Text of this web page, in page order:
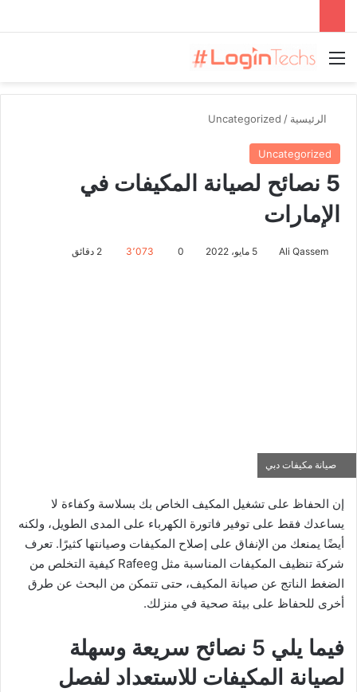
القائمة
الرئيسية /
Uncategorized
Uncategorized
5 نصائح لصيانة المكيفات في
الإمارات
Ali Qassem 5 مايو، 2022 0 3٬073
صيانة مكيفات دبي
إن الحفاظ على تشغيل المكيف الخاص بك بسلاسة وكفاءة لا
يساعدك فقط على توفير فاتورة الكهرباء على المدى الطويل، ولكنه
أيضًا يمنعك من الإنفاق على إصلاح المكيفات وصيانتها كثيرًا. تعرف
شركة تنظيف المكيفات المناسبة مثل Rafeeg كيفية التخلص من
الضغط الناتج عن صيانة المكيف، حتى تتمكن من البحث عن طرق
أخرى للحفاظ على بيئة صحية في منزلك.
فيما يلي 5 نصائح سريعة وسهلة
لصيانة المكيفات للاستعداد لفصل